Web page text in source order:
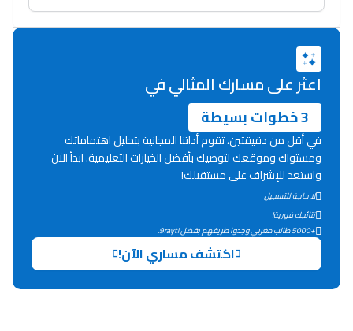
+ de 89 Interviews/Vidéos
دليل المهن
ما يزيد عن 149 مهنة
دليل التوجيه
التوجيه بالثانوي و الإعدادي
اعثر على مسارك المثالي في
3 خطوات بسيطة
في أقل من دقيقتين، تقوم أداتنا المجانية بتحليل اهتماماتك
ومستواك وموقعك لتوصيك بأفضل الخيارات التعليمية. ابدأ الآن
واستعد للإشراف على مستقبلك!
لا حاجة للتسجيل
نتائجك فورية!
+5000 طالب مغربي وجدوا طريقهم بفضل 9rayti.
اكتشف مساري الآن!